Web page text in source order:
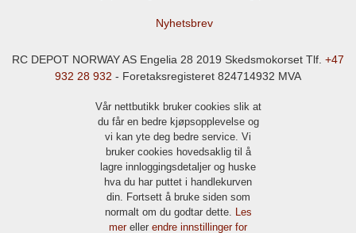
Nyhetsbrev
RC DEPOT NORWAY AS Engelia 28 2019 Skedsmokorset Tlf. +47
932 28 932 - Foretaksregisteret 824714932 MVA
Vår nettbutikk bruker cookies slik at
du får en bedre kjøpsopplevelse og
vi kan yte deg bedre service. Vi
bruker cookies hovedsaklig til å
lagre innloggingsdetaljer og huske
hva du har puttet i handlekurven
din. Fortsett å bruke siden som
normalt om du godtar dette.
Les
mer eller endre innstillinger for